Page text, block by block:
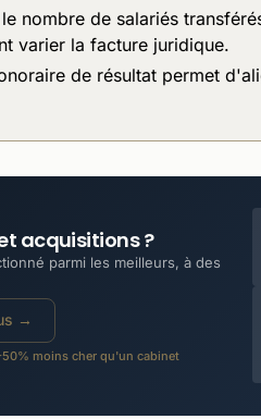
nombre de salariés
varier la facture juridique.
de résultat permet
acquisitions ?
parmi les meilleurs, à des
→
moins cher qu'un cabinet